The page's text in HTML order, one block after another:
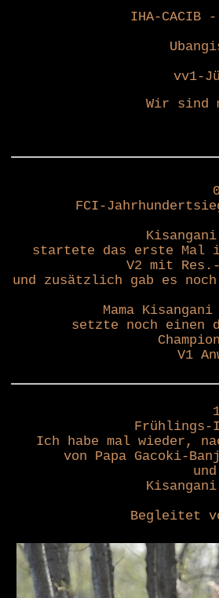
IHA-CACIB
vv1-
Wir sind
FCI-
startete das erste Mal
V2 mit
und zusätzlich gab es
Mama
setzte noch
V1
Frühlings-
Ich habe mal wieder,
von Papa Gacoki-
Begleitet